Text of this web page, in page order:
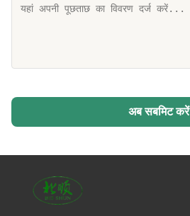
अब सबमिट करें